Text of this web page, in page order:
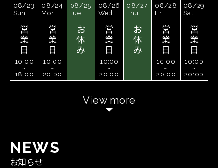
08/23
Sun.
営
業
日
10:00
~
18:00
08/24
Mon.
営
業
日
10:00
~
20:00
08/25
Tue.
お
休
み
-
08/26
Wed.
営
業
日
10:00
~
20:00
08/27
Thu.
お
休
み
-
08/28
Fri.
営
業
日
10:00
~
20:00
08/29
Sat.
営
業
日
10:00
~
20:00
View more
NEWS
お知らせ